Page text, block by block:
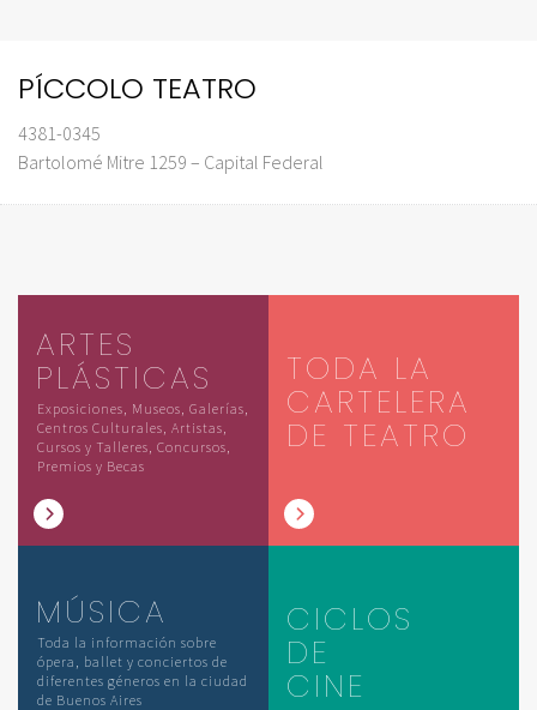
PÍCCOLO TEATRO
4381-0345
Bartolomé Mitre 1259 – Capital Federal
ARTES
PLÁSTICAS
Exposiciones, Museos, Galerías,
Centros Culturales, Artistas,
Cursos y Talleres, Concursos,
Premios y Becas
TODA LA
CARTELERA
DE TEATRO
MÚSICA
Toda la información sobre
ópera, ballet y conciertos de
diferentes géneros en la ciudad
de Buenos Aires
CICLOS
DE
CINE